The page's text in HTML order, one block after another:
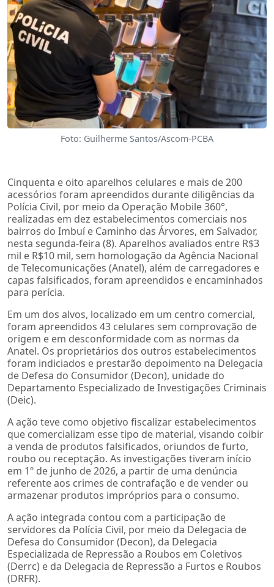
Foto: Guilherme Santos/Ascom-PCBA
Cinquenta e oito aparelhos celulares e mais de 200
acessórios foram apreendidos durante diligências da
Polícia Civil, por meio da Operação Mobile 360°,
realizadas em dez estabelecimentos comerciais nos
bairros do Imbuí e Caminho das Árvores, em Salvador,
nesta segunda-feira (8). Aparelhos avaliados entre R$3
mil e R$10 mil, sem homologação da Agência Nacional
de Telecomunicações (Anatel), além de carregadores e
capas falsificados, foram apreendidos e encaminhados
para perícia.
Em um dos alvos, localizado em um centro comercial,
foram apreendidos 43 celulares sem comprovação de
origem e em desconformidade com as normas da
Anatel. Os proprietários dos outros estabelecimentos
foram indiciados e prestarão depoimento na Delegacia
de Defesa do Consumidor (Decon), unidade do
Departamento Especializado de Investigações Criminais
(Deic).
A ação teve como objetivo fiscalizar estabelecimentos
que comercializam esse tipo de material, visando coibir
a venda de produtos falsificados, oriundos de furto,
roubo ou receptação. As investigações tiveram início
em 1º de junho de 2026, a partir de uma denúncia
referente aos crimes de contrafação e de vender ou
armazenar produtos impróprios para o consumo.
A ação integrada contou com a participação de
servidores da Polícia Civil, por meio da Delegacia de
Defesa do Consumidor (Decon), da Delegacia
Especializada de Repressão a Roubos em Coletivos
(Derrc) e da Delegacia de Repressão a Furtos e Roubos
(DRFR).